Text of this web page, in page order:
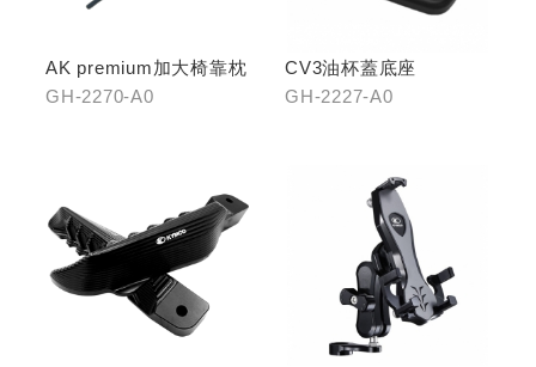
AK premium加大椅靠枕
GH-2270-A0
CV3油杯蓋底座
GH-2227-A0